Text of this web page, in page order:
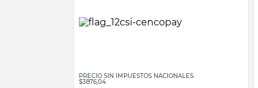
PRECIO SIN IMPUESTOS NACIONALES:
$3876,04